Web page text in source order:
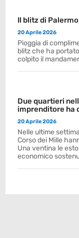
Il blitz di
20 Aprile 2026
Pioggia di
blitz che ha
colpito il
Due quartieri
imprenditore ha
20 Aprile 2026
Nelle ultime
Corso dei Mille
Una ventina le
economico